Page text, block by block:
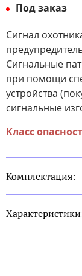
Под заказ
Сигнал
Сигнальные
при помощи
устройства
сигнальные
Класс
Комплектация: